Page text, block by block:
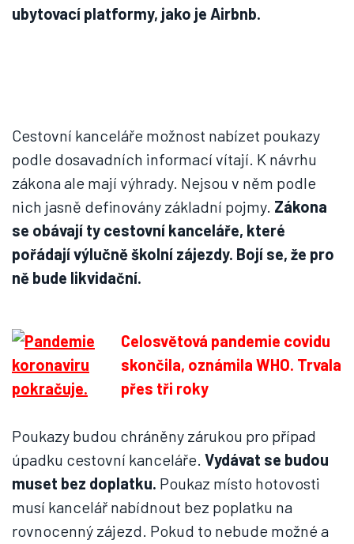
ubytovací platformy, jako je Airbnb.
Cestovní kanceláře možnost nabízet poukazy
podle dosavadních informací vítají. K návrhu
zákona ale mají výhrady. Nejsou v něm podle
nich jasně definovány základní pojmy. Zákona
se obávají ty cestovní kanceláře, které
pořádají výlučně školní zájezdy. Bojí se, že pro
ně bude likvidační.
Celosvětová pandemie covidu
skončila, oznámila WHO. Trvala
přes tři roky
Poukazy budou chráněny zárukou pro případ
úpadku cestovní kanceláře. Vydávat se budou
muset bez doplatku. Poukaz místo hotovosti
musí kancelář nabídnout bez poplatku na
rovnocenný zájezd. Pokud to nebude možné a